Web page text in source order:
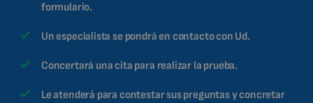
formulario.
Un especialista se pondrá en contacto con Ud.
Concertará una cita para realizar la prueba.
Le atenderá para contestar sus preguntas y concretar